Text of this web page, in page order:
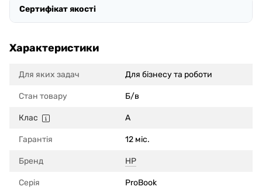
Сертифікат якості
Характеристики
Для яких задач Для бізнесу та роботи
Стан товару Б/в
Клас A
Гарантія 12 міс.
Бренд HP
Серія ProBook